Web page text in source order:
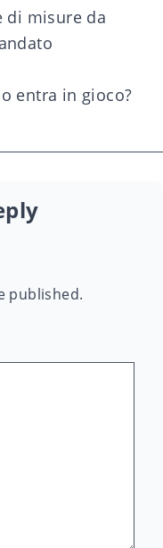
di misure da
entra in gioco?
published.